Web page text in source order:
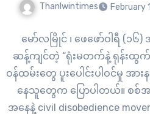
Thanlwintimes February
မော်လမြိုင် ၊ ဖေဖော်ဝါရီ (၁
ဆန့်ကျင်တဲ့ “ရုံးမတက်နဲ့ ရုန်းထွ
ဝန်ထမ်းတွေ ပူးပေါင်းပါဝင်မှု အ
နေသူတွေက ပြောပါတယ်။ စစ်
အနေနဲ့ civil disobedience